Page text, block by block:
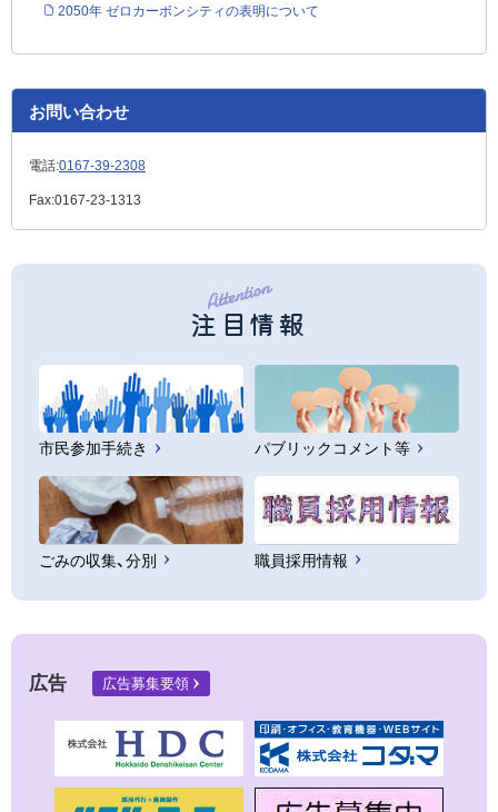
2050年 ゼロカーボンシティの表明について
お問い合わせ
電話:0167-39-2308
Fax:0167-23-1313
注目情報
市民参加手続き パブリックコメント等
ごみの収集、分別 職員採用情報
広告 広告募集要領